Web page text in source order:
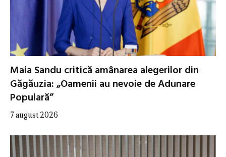
Maia Sandu critică amânarea alegerilor din
Găgăuzia: „Oamenii au nevoie de Adunare
Populară”
7 august 2026